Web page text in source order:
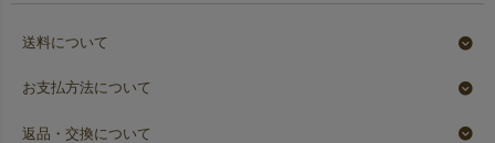
送料について
お支払方法について
返品・交換について